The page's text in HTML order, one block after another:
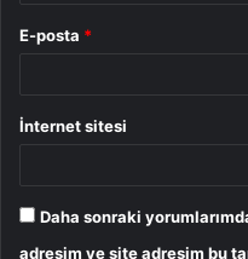
E-posta *
İnternet sitesi
Daha sonraki
adresim ve site adresim bu